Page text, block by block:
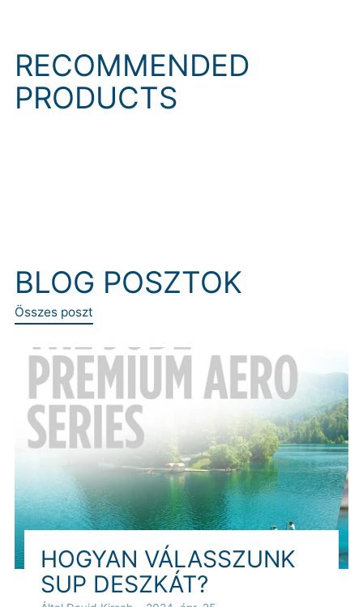
RECOMMENDED
PRODUCTS
BLOG POSZTOK
Összes poszt
HOGYAN VÁLASSZUNK
SUP DESZKÁT?